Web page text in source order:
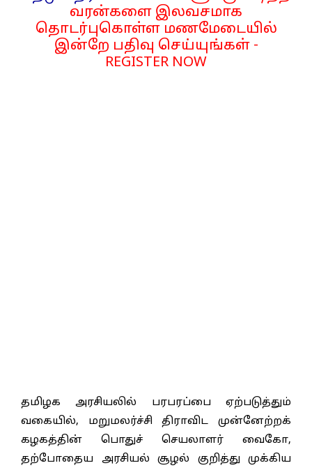
வரன்களை இலவசமாக
தொடர்புகொள்ள மணமேடையில்
இன்றே பதிவு செய்யுங்கள் -
REGISTER NOW
தமிழக அரசியலில் பரபரப்பை ஏற்படுத்தும்
வகையில், மறுமலர்ச்சி திராவிட முன்னேற்றக்
கழகத்தின் பொதுச் செயலாளர் வைகோ,
தற்போதைய அரசியல் சூழல் குறித்து முக்கிய